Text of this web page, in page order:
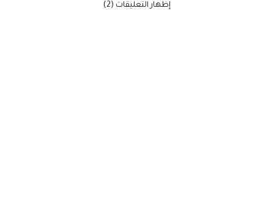
‫إظهار التعليقات (2)